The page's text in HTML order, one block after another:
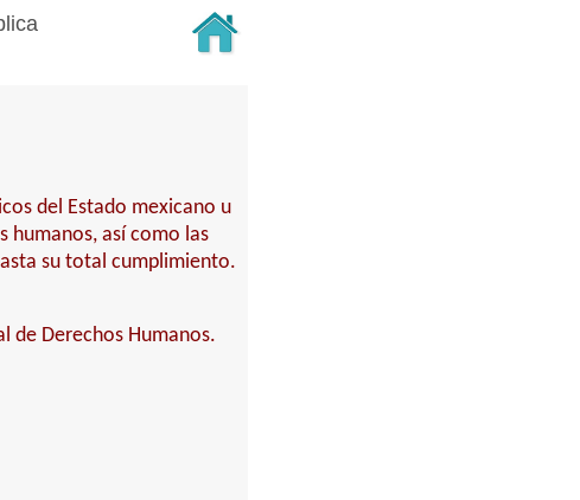
del Estado mexicano u
humanos, así como las
su total cumplimiento.
de Derechos Humanos.